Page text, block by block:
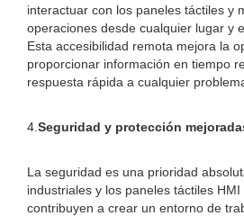
interactuar con los paneles táctiles y
operaciones desde cualquier lugar y
Esta accesibilidad remota mejora la
proporcionar información en tiempo
respuesta rápida a cualquier
4. Seguridad y protección
La seguridad es una prioridad
industriales y los paneles táctiles
contribuyen a crear un entorno de